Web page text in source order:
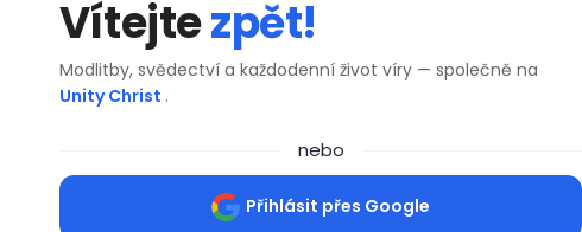
Vítejtezpět!
Modlitby, svědectví a každodenní život víry — společně na
Unity Christ .
nebo
Přihlásit přes Google